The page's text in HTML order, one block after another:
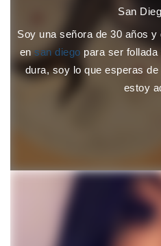
San
Soy una señora de 30 años
en san diego para ser
dura, soy lo que esperas
estoy